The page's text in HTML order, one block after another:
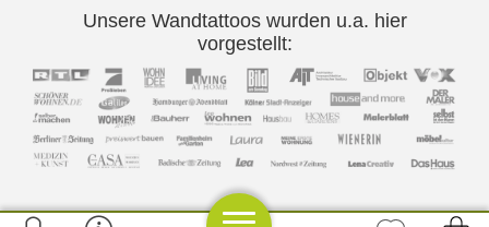
Unsere Wandtattoos wurden u.a. hier
vorgestellt: